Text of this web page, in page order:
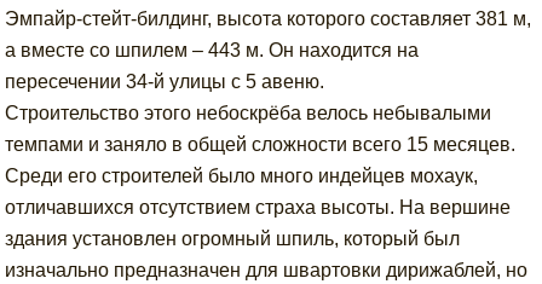
Эмпайр-стейт-билдинг, высота которого составляет 381 м,
а вместе со шпилем – 443 м. Он находится на
пересечении 34-й улицы с 5 авеню.
Строительство этого небоскрёба велось небывалыми
темпами и заняло в общей сложности всего 15 месяцев.
Среди его строителей было много индейцев мохаук,
отличавшихся отсутствием страха высоты. На вершине
здания установлен огромный шпиль, который был
изначально предназначен для швартовки дирижаблей, но